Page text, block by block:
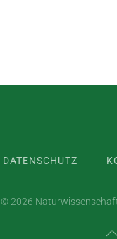
DATENSCHUTZ
©2026